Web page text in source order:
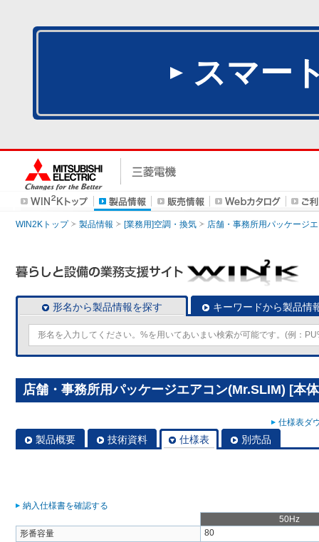
スマー
WIN2Kトップ 製品情報 [業務用]空調・換気 店舗・事務所用パッケージ
形名から製品情報を探す キーワードから製品情
店舗・事務所用パッケージエアコン(Mr.SLIM) [本
仕様表ダ
製品概要 技術資料 仕様表 別売品
納入仕様書を確認する
50Hz
形番容量
80